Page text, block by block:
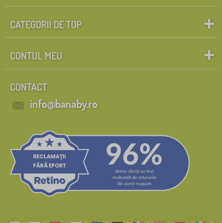
CATEGORII DE TOP
CONTUL MEU
CONTACT
info@banaby.ro